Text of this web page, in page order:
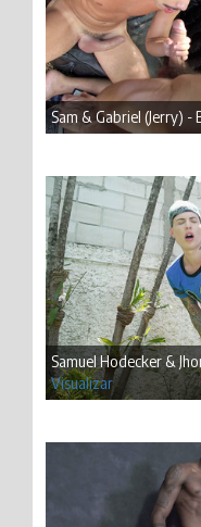
Sam & Gabriel (Jerry) -
Samuel Hodecker &
Visualizar